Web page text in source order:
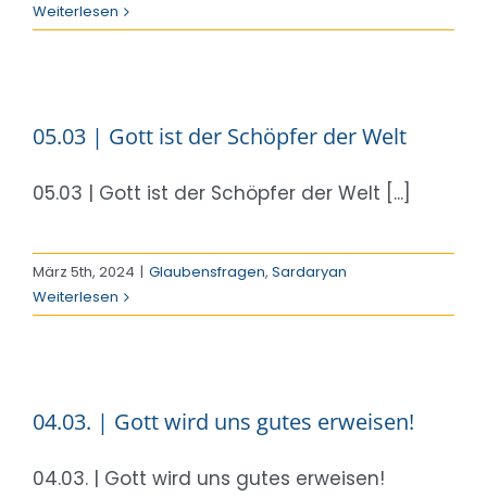
Weiterlesen
05.03 | Gott ist der Schöpfer der Welt
05.03 | Gott ist der Schöpfer der Welt [...]
März 5th, 2024 | Glaubensfragen, Sardaryan
Weiterlesen
04.03. | Gott wird uns gutes erweisen!
04.03. | Gott wird uns gutes erweisen!